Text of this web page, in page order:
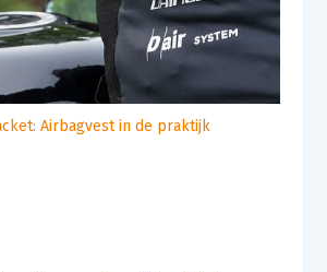
Airbagvest in de praktijk